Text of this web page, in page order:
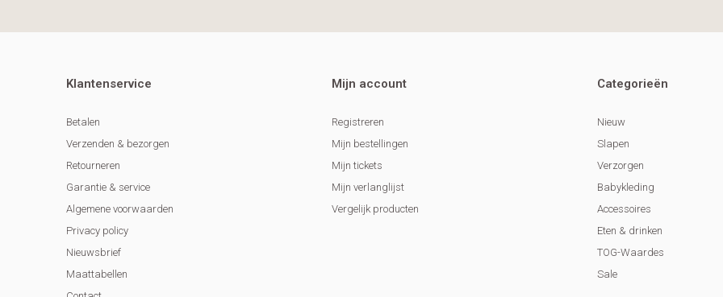
Klantenservice
Betalen
Verzenden & bezorgen
Retourneren
Garantie & service
Algemene voorwaarden
Privacy policy
Nieuwsbrief
Maattabellen
Mijn account
Registreren
Mijn bestellingen
Mijn tickets
Mijn verlanglijst
Vergelijk producten
Categorieën
Nieuw
Slapen
Verzorgen
Babykleding
Accessoires
Eten & drinken
TOG-Waardes
Sale